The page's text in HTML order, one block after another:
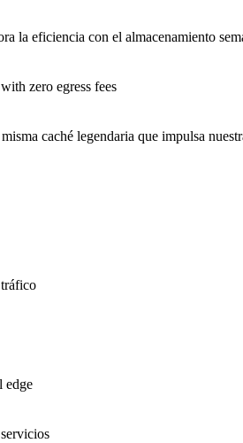
la eficiencia con el almacenamiento
zero egress fees
caché legendaria que impulsa
edge